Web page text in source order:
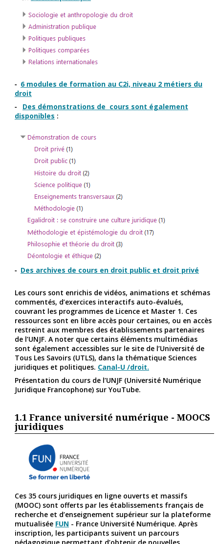
6 modules de formation au C2i, niveau 2 métiers du
droit
Des démonstrations de cours sont également
disponibles :
Des archives de cours en droit public et droit privé
Les cours sont enrichis de vidéos, animations et schémas
commentés, d’exercices interactifs auto-évalués,
couvrant les programmes de Licence et Master 1. Ces
ressources sont en libre accès pour certaines, ou en accès
restreint aux membres des établissements partenaires
de l’UNJF. A noter que certains éléments multimédias
sont également accessibles sur le site de l’Université de
Tous Les Savoirs (UTLS), dans la thématique Sciences
juridiques et politiques. Canal-U /droit.
Présentation du cours de l’UNJF (Université Numérique
Juridique Francophone) sur YouTube.
1.1 France université numérique - MOOCS
juridiques
Ces 35 cours juridiques en ligne ouverts et massifs
(MOOC) sont offerts par les établissements français de
recherche et d’enseignement supérieur sur la plateforme
mutualisée FUN - France Université Numérique. Après
inscription, les participants suivent un parcours